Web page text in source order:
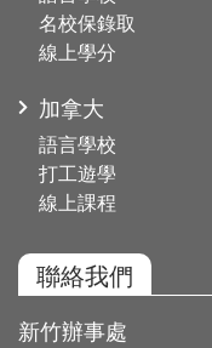
名校保錄取
線上學分
加拿大
語言學校
打工遊學
線上課程
聯絡我們
新竹辦事處